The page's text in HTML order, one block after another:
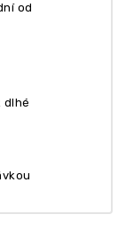
od
dlhé